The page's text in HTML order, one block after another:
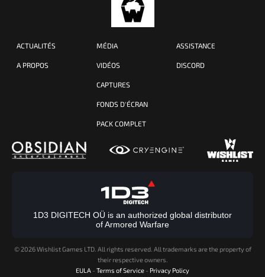
ACTUALITÉS
A PROPOS
MÉDIA
VIDÉOS
CAPTURES
FONDS D'ÉCRAN
PACK COMPLET
ASSISTANCE
DISCORD
1D3 DIGITECH OÜ is an authorized global distributor
of Armored Warfare
© 2026 Wishlist Games LTD. All rights reserved. All trademarks are the property of
their respective owners.
EULA - Terms of Service - Privacy Policy